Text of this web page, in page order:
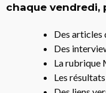
chaque vendredi,
Des articles
Des
La rubrique
Les